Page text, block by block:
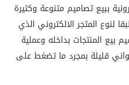
ببيع تصاميم متنوعة وكثيرة
لنوع المتجر الالكتروني الذي
المنتجات بداخله وعملية
قليلة بمجرد ما تضغط على